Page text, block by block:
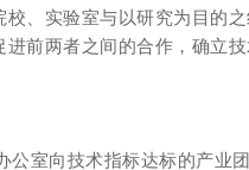
、实验室与以研究为目的
前两者之间的合作，确立
公室向技术指标达标的产业